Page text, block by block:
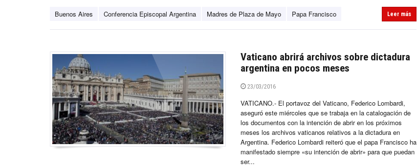
Buenos Aires Conferencia Episcopal Argentina Madres de Plaza de Mayo Papa Francisco Leer más
Vaticano abrirá archivos sobre dictadura
argentina en pocos meses
23/03/2016
VATICANO.- El portavoz del Vaticano, Federico Lombardi,
aseguró este miércoles que se trabaja en la catalogación de
los documentos con la intención de abrir en los próximos
meses los archivos vaticanos relativos a la dictadura en
Argentina. Federico Lombardi reiteró que el papa Francisco ha
manifestado siempre «su intención de abrir» para que puedan
ser...